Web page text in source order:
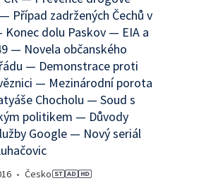
Případ zadržených Čechů v
Konec dolu Paskov — EIA a
— Novela občanského
— Demonstrace proti
— Mezinárodní porota
Chocholu — Soud s
politikem — Důvody
Google — Nový seriál
• Česko